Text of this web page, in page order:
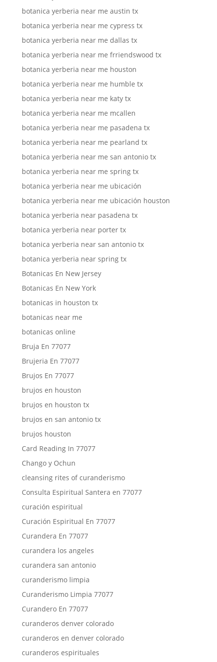
botanica yerberia near me austin tx
botanica yerberia near me cypress tx
botanica yerberia near me dallas tx
botanica yerberia near me frriendswood tx
botanica yerberia near me houston
botanica yerberia near me humble tx
botanica yerberia near me katy tx
botanica yerberia near me mcallen
botanica yerberia near me pasadena tx
botanica yerberia near me pearland tx
botanica yerberia near me san antonio tx
botanica yerberia near me spring tx
botanica yerberia near me ubicación
botanica yerberia near me ubicación houston
botanica yerberia near pasadena tx
botanica yerberia near porter tx
botanica yerberia near san antonio tx
botanica yerberia near spring tx
Botanicas En New Jersey
Botanicas En New York
botanicas in houston tx
botanicas near me
botanicas online
Bruja En 77077
Brujeria En 77077
Brujos En 77077
brujos en houston
brujos en houston tx
brujos en san antonio tx
brujos houston
Card Reading In 77077
Chango y Ochun
cleansing rites of curanderismo
Consulta Espiritual Santera en 77077
curación espiritual
Curación Espiritual En 77077
Curandera En 77077
curandera los angeles
curandera san antonio
curanderismo limpia
Curanderismo Limpia 77077
Curandero En 77077
curanderos denver colorado
curanderos en denver colorado
curanderos espirituales